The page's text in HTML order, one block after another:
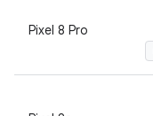
Pixel 8 Pro